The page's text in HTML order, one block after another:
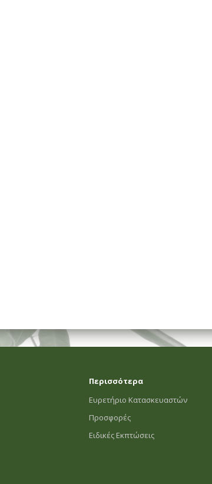
Περισσότερα
Ευρετήριο Κατασκευαστών
Προσφορές
Ειδικές Εκπτώσεις